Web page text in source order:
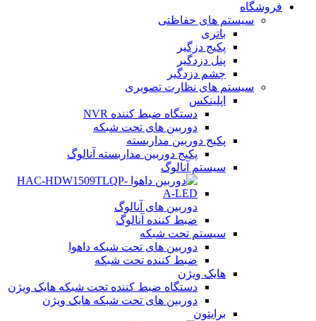
فروشگاه
سیستم های حفاظتی
باتری
پکیج دزگیر
پنل دزدگیر
چشم دزدگیر
سیستم های نظارت تصویری
اپلینکس
دستگاه ضبط کننده NVR
دوربین های تحت شبکه
پکیج دوربین مداربسته
پکیج دوربین مداربسته آنالوگ
سیستم آنالوگ
دوربین های آنالوگ
ضبط کننده آنالوگ
سیستم تحت شبکه
دوربین های تحت شبکه داهوا
ضبط کننده تحت شبکه
هایک ویژن
دستگاه ضبط کننده تحت شبکه هایک ویژن
دوربین های تحت شبکه هایک ویژن
برایتون